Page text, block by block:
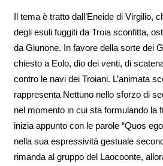
Il tema è tratto dall’Eneide di Virgilio,
degli esuli fuggiti da Troia sconfitta,
da Giunone. In favore della sorte dei
chiesto a Eolo, dio dei venti, di
contro le navi dei Troiani. L’animata
rappresenta Nettuno nello sforzo di
nel momento in cui sta formulando la
inizia appunto con le parole “Quos
nella sua espressività gestuale
rimanda al gruppo del Laocoonte,